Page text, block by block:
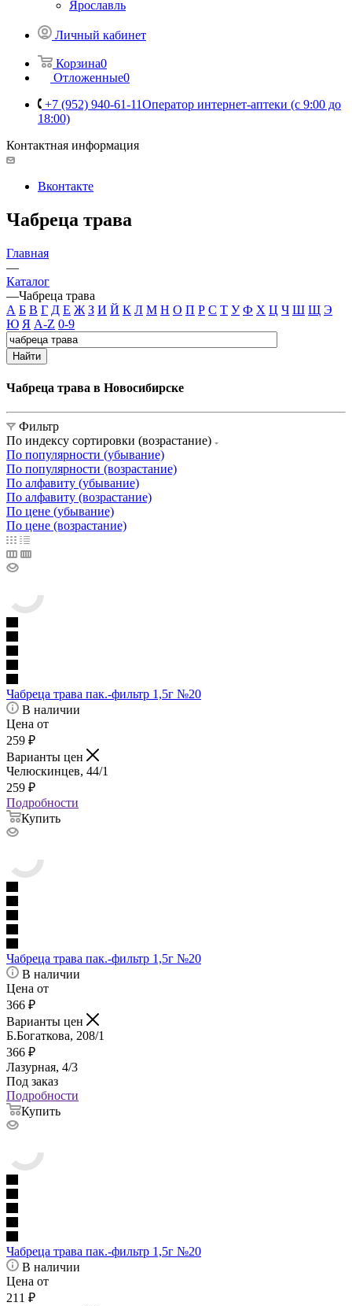
Ярославль
Личный кабинет
Корзина0
Отложенные0
+7 (952) 940-61-11Оператор интернет-аптеки (с 9:00 до
18:00)
Контактная информация
Вконтакте
Чабреца трава
Главная
—
Каталог
—Чабреца трава
А Б В Г Д Е Ж З И Й К Л М Н О П Р С Т У Ф Х Ц Ч Ш Щ Э
Ю Я A-Z 0-9
Найти
Чабреца трава в Новосибирске
Фильтр
По индексу сортировки (возрастание)
По популярности (убывание)
По популярности (возрастание)
По алфавиту (убывание)
По алфавиту (возрастание)
По цене (убывание)
По цене (возрастание)
Чабреца трава пак.-фильтр 1,5г №20
В наличии
Цена от
259 ₽
Варианты цен
Челюскинцев, 44/1
259 ₽
Подробности
Купить
Чабреца трава пак.-фильтр 1,5г №20
В наличии
Цена от
366 ₽
Варианты цен
Б.Богаткова, 208/1
366 ₽
Лазурная, 4/3
Под заказ
Подробности
Купить
Чабреца трава пак.-фильтр 1,5г №20
В наличии
Цена от
211 ₽